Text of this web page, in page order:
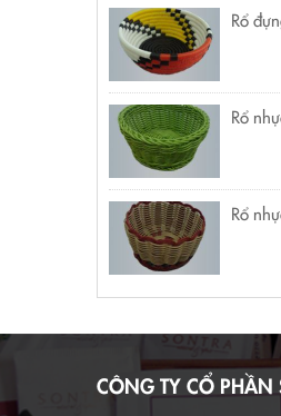
Rổ
Rổ
Rổ
CÔNG TY CỔ PHẦN